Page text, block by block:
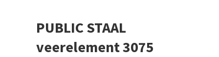
PUBLIC STAAL
veerelement 3075